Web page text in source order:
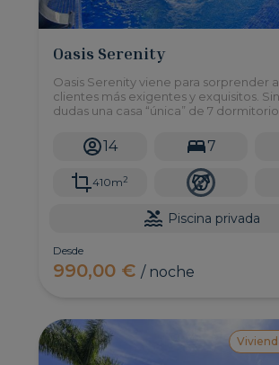
Oasis Serenity
Oasis Serenity viene para sorprender
clientes más exigentes y exquisitos.
dudas una casa “única” de 7
una inmejorable ubicación de
14 7
410m2
Piscina privada
Desde
990,00 €/ noche